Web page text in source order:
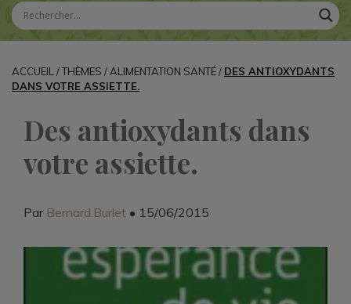
ACCUEIL /THÈMES / ALIMENTATION SANTÉ/ DES ANTIOXYDANTS
DANS VOTRE ASSIETTE.
Des antioxydants dans
votre assiette.
Par Bernard.Burlet • 15/06/2015